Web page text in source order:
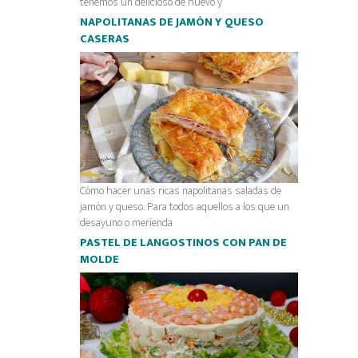
NAPOLITANAS DE JAMÓN Y QUESO
CASERAS
Cómo hacer unas ricas napolitanas saladas de
jamón y queso. Para todos aquellos a los que un
desayuno o merienda
PASTEL DE LANGOSTINOS CON PAN DE
MOLDE